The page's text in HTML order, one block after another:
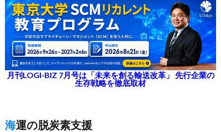
月刊LOGI-BIZ 7月号は「未来を創る輸送改革」 先行企業の
生存戦略を徹底取材
海運の脱炭素支援